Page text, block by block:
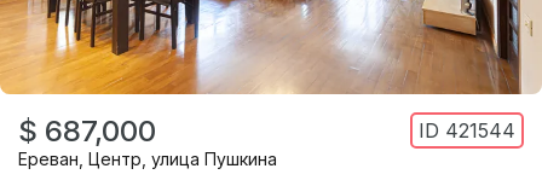
$ 687,000 ID 421544
Ереван Центр улица Пушкина